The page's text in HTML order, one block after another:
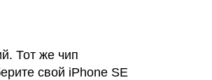
Тот же чип
свой iPhone SE